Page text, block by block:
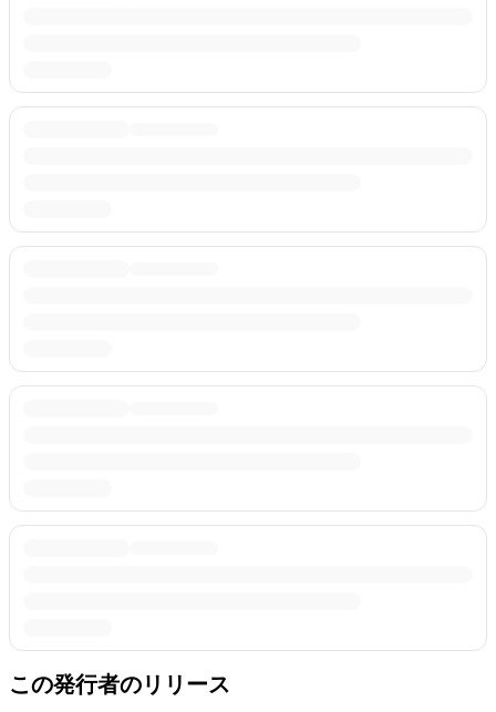
この発行者のリリース